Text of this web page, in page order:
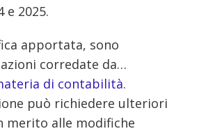
e 2025.
apportata, sono
corredate da…
di contabilità.
può richiedere ulteriori
merito alle modifiche